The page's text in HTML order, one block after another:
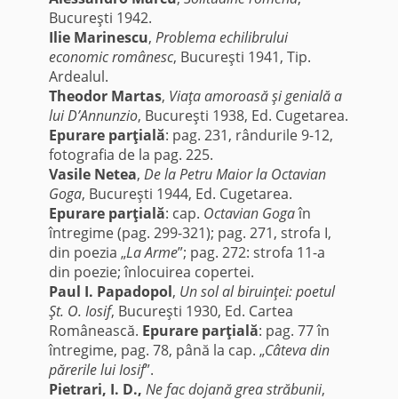
Bucureşti 1942.
Ilie Marinescu, Problema echilibrului
economic românesc, Bucureşti 1941, Tip.
Ardealul.
Theodor Martas, Viaţa amoroasă şi genială a
lui D’Annunzio, Bucureşti 1938, Ed. Cugetarea.
Epurare parţială: pag. 231, rândurile 9-12,
fotografia de la pag. 225.
Vasile Netea, De la Petru Maior la Octavian
Goga, Bucureşti 1944, Ed. Cugetarea.
Epurare parţială: cap. Octavian Gogaîn
întregime (pag. 299-321); pag. 271, strofa I,
din poezia „La Arme”; pag. 272: strofa 11-a
din poezie; înlocuirea copertei.
Paul I. Papadopol, Un sol al biruinţei: poetul
Şt. O. Iosif, Bucureşti 1930, Ed. Cartea
Românească. Epurare parţială: pag. 77 în
întregime, pag. 78, până la cap. „Câteva din
părerile lui Iosif”.
Pietrari, I. D., Ne fac dojană grea străbunii,